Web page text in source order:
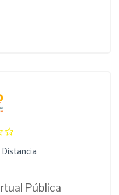
Pública